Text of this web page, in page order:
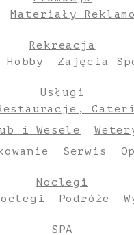
Materiały
Rekreacja
Hobby Zajęcia
Usługi
i Wesele
Serwis
Noclegi
Podróże
SPA